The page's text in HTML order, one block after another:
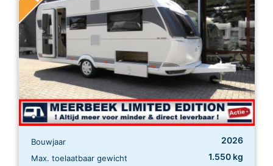
Bouwjaar 2026
Max. toelaatbaar gewicht 1.550 kg